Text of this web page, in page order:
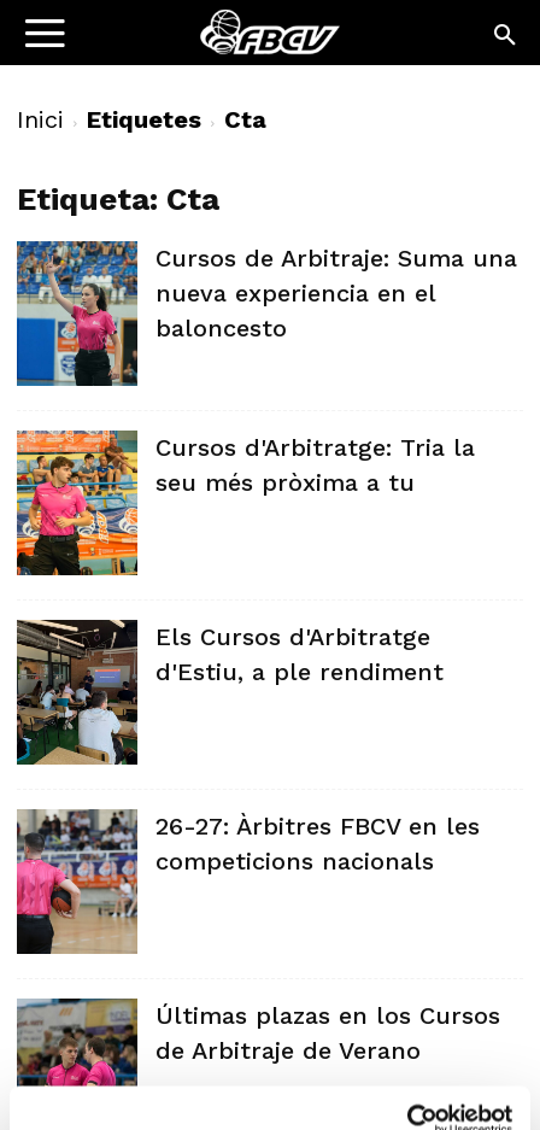
Inici Etiquetes Cta
Etiqueta: Cta
Cursos de Arbitraje: Suma una
nueva experiencia en el
baloncesto
Cursos d'Arbitratge: Tria la
seu més pròxima a tu
Els Cursos d'Arbitratge
d'Estiu, a ple rendiment
26-27: Àrbitres FBCV en les
competicions nacionals
Últimas plazas en los Cursos
de Arbitraje de Verano